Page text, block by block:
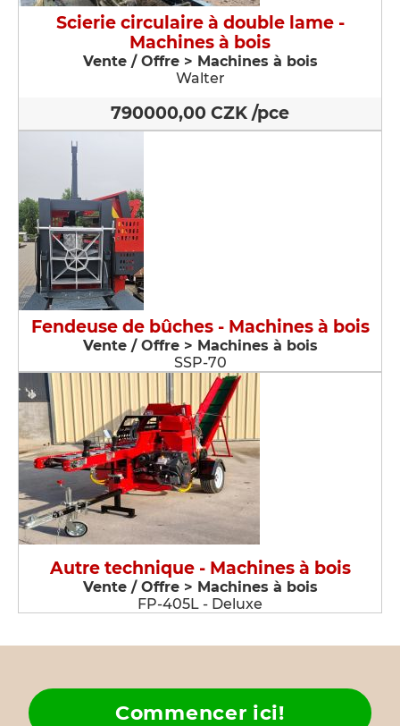
Scierie circulaire à double lame -
Machines à bois
Vente / Offre > Machines à bois
Walter
790000,00 CZK /pce
Fendeuse de bûches - Machines à bois
Vente / Offre > Machines à bois
SSP-70
Autre technique - Machines à bois
Vente / Offre > Machines à bois
FP-405L - Deluxe
Commencer ici!